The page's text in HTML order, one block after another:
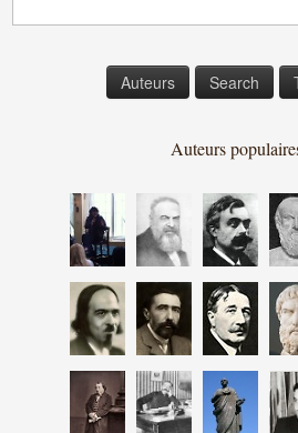
Auteurs Search
Auteurs